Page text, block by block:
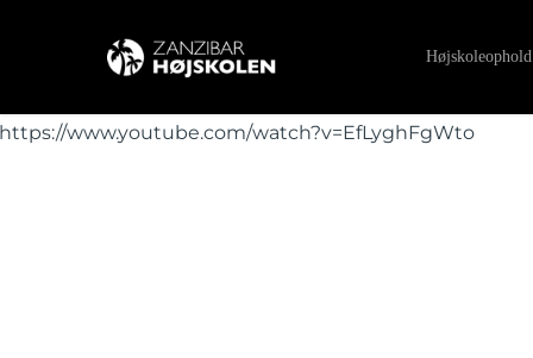
content
Højskoleophold
https://www.youtube.com/watch?v=EfLyghFgWto